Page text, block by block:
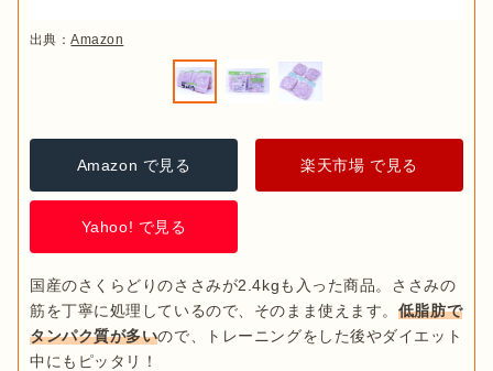
出典：Amazon
Amazon で見る 楽天市場 で見る
Yahoo! で見る
国産のさくらどりのささみが2.4kgも入った商品。ささみの
筋を丁寧に処理しているので、そのまま使えます。 低脂肪で
タンパク質が多いので、トレーニングをした後やダイエット